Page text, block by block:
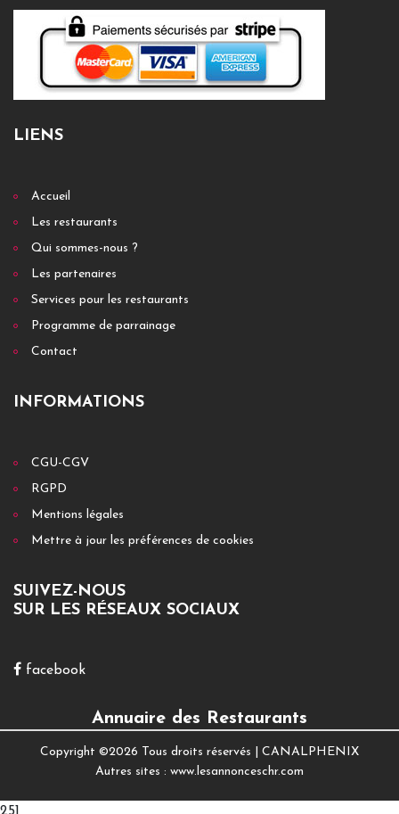
LIENS
Accueil
Les restaurants
Qui sommes-nous ?
Les partenaires
Services pour les restaurants
Programme de parrainage
Contact
INFORMATIONS
CGU-CGV
RGPD
Mentions légales
Mettre à jour les préférences de cookies
SUIVEZ-NOUS
SUR LES RÉSEAUX SOCIAUX
facebook
Annuaire des Restaurants
Copyright ©2026 Tous droits réservés | CANALPHENIX
Autres sites : www.lesannonceschr.com
251